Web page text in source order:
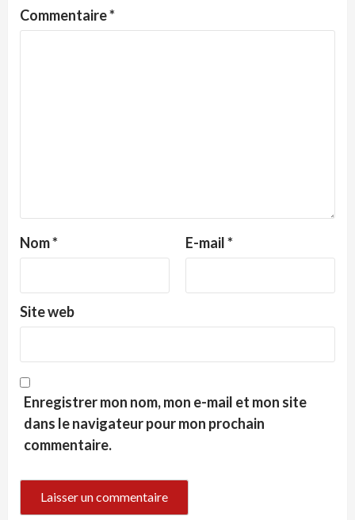
Commentaire*
Nom* E-mail*
Site web
Enregistrer mon nom, mon e-mail et mon site
dans le navigateur pour mon prochain
commentaire.